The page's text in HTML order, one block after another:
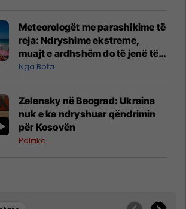
Meteorologët me parashikime të
reja: Ndryshime ekstreme,
muajt e ardhshëm do të jenë të
pazakontë
Nga Bota
Zelensky në Beograd: Ukraina
nuk e ka ndryshuar qëndrimin
për Kosovën
Politikë